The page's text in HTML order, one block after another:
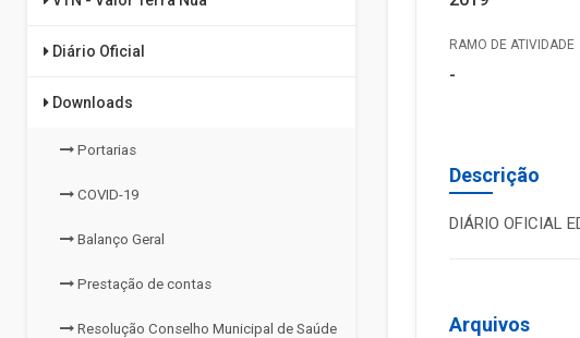
Diário Oficial
Downloads
Portarias
COVID-19
Balanço Geral
Prestação de contas
Resolução Conselho Municipal de Saúde
RAMO DE ATIVIDADE
-
Descrição
DIÁRIO OFICIAL
Arquivos